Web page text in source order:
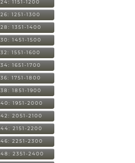
24: 1151-1200
26: 1251-1300
28: 1351-1400
30: 1451-1500
32: 1551-1600
34: 1651-1700
36: 1751-1800
38: 1851-1900
40: 1951-2000
42: 2051-2100
44: 2151-2200
46: 2251-2300
48: 2351-2400